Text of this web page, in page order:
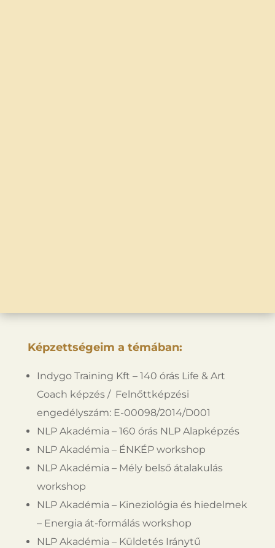
Képzettségeim a témában:
Indygo Training Kft – 140 órás Life & Art
Coach képzés / Felnőttképzési
engedélyszám: E-00098/2014/D001
NLP Akadémia – 160 órás NLP Alapképzés
NLP Akadémia – ÉNKÉP workshop
NLP Akadémia – Mély belső átalakulás
workshop
NLP Akadémia – Kineziológia és hiedelmek
– Energia át-formálás workshop
NLP Akadémia – Küldetés Iránytű